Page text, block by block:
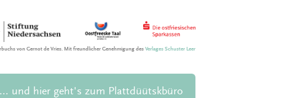
von Gernot de Vries. Mit freundlicher Genehmigung desVerlages Schuster Leer
... und hier geht's zum Plattdüütskbüro